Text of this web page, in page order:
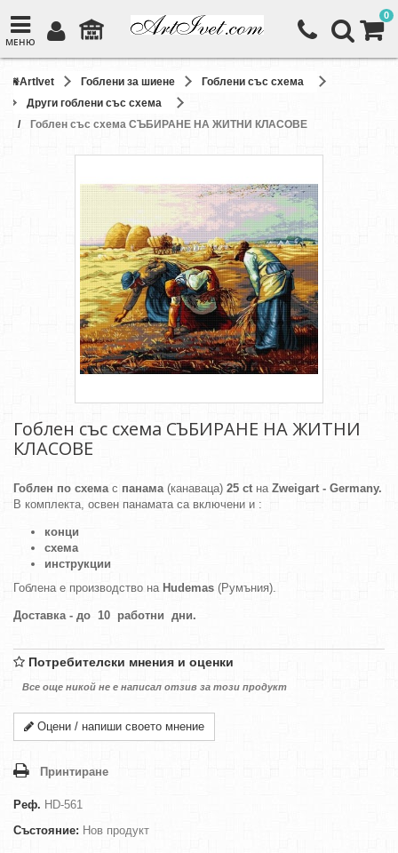
МЕНЮ
0
ArtIvet Гоблени за шиене
Гоблени със схема
Други гоблени със схема
Гоблен със схема СЪБИРАНЕ НА ЖИТНИ КЛАСОВЕ
Гоблен със схема СЪБИРАНЕ НА ЖИТНИ
КЛАСОВЕ
Гоблен по схемас панама(канаваца) 25 ct на Zweigart - Germany.
В комплекта, освен панамата са включени и :
конци
схема
инструкции
Гоблена е производство на Hudemas (Румъния).
Доставка - до 10 работни дни.
Потребителски мнения и оценки
Все още никой не е написал отзив за този продукт
Оцени / напиши своето мнение
Принтиране
Реф. HD-561
Състояние: Нов продукт